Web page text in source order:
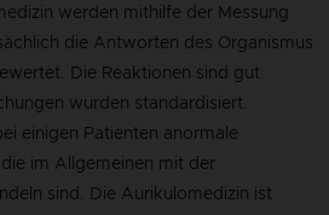
werden mithilfe der Messung
die Antworten des Organismus
Die Reaktionen sind gut
wurden standardisiert.
einigen Patienten anormale
im Allgemeinen mit der
sind. Die Aurikulomedizin ist